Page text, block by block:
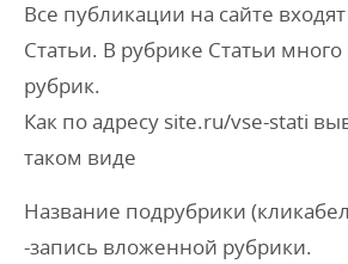
Все публикации на сайте
Статьи. В рубрике Статьи
рубрик.
Как по адресу site.ru/vse-stati
таком виде
Название подрубрики
-запись вложенной рубрики.